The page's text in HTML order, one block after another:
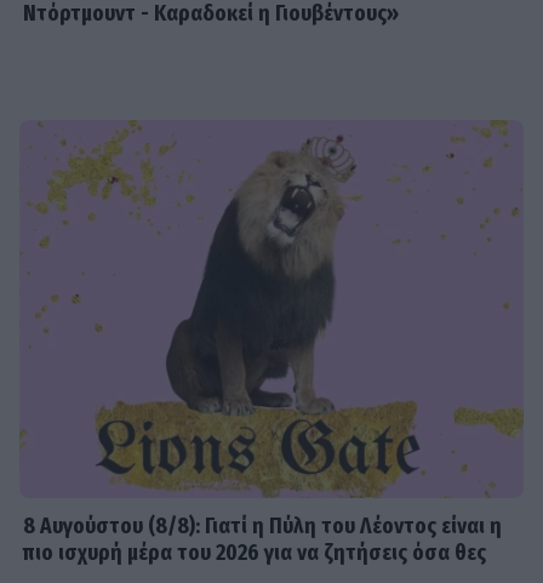
Ντόρτμουντ - Καραδοκεί η Γιουβέντους»
8 Aυγούστου (8/8): Γιατί η Πύλη του Λέοντος είναι η
πιο ισχυρή μέρα του 2026 για να ζητήσεις όσα θες